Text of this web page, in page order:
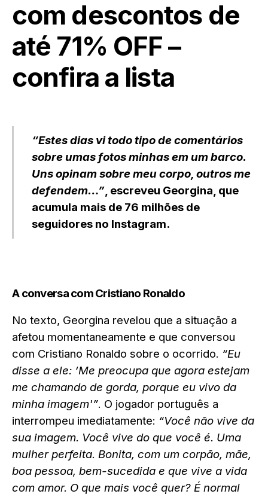
com descontos de
até 71% OFF –
confira a lista
“Estes dias vi todo tipo de comentários
sobre umas fotos minhas em um barco.
Uns opinam sobre meu corpo, outros me
defendem…”, escreveu Georgina, que
acumula mais de 76 milhões de
seguidores no Instagram.
A conversa com Cristiano Ronaldo
No texto, Georgina revelou que a situação a
afetou momentaneamente e que conversou
com Cristiano Ronaldo sobre o ocorrido. “Eu
disse a ele: ‘Me preocupa que agora estejam
me chamando de gorda, porque eu vivo da
minha imagem'”. O jogador português a
interrompeu imediatamente: “Você não vive da
sua imagem. Você vive do que você é. Uma
mulher perfeita. Bonita, com um corpão, mãe,
boa pessoa, bem-sucedida e que vive a vida
com amor. O que mais você quer? É normal